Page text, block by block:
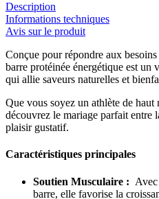
Description
Informations techniques
Avis sur le produit
Conçue pour répondre aux
barre protéinée énergétique est
qui allie saveurs naturelles et
Que vous soyez un athlète de
découvrez le mariage parfait entre
plaisir gustatif.
Caractéristiques principales
Soutien Musculaire : Avec
barre, elle favorise la